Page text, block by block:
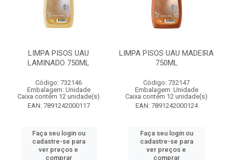
LIMPA PISOS UAU
LAMINADO 750ML
Código: 732146
Embalagem: Unidade
Caixa contém 12 unidade(s)
EAN: 7891242000117
Faça seu login ou
cadastre-se para
ver preços e
comprar
LIMPA PISOS UAU MADEIRA
750ML
Código: 732147
Embalagem: Unidade
Caixa contém 12 unidade(s)
EAN: 7891242000124
Faça seu login ou
cadastre-se para
ver preços e
comprar